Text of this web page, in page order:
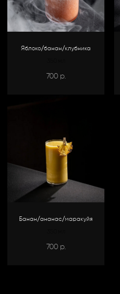
Яблоко/банан/клубника
700 р.
Банан/ананас/маракуйя
700 р.